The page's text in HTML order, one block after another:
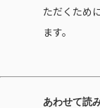
ただくため
ます。
あわせて読